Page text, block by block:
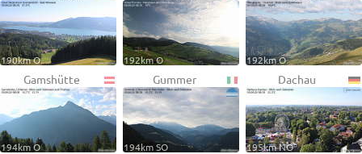
190km O 192km O 192km O
Gamshütte
194km O
Gummer
194km SO
Dachau
195km NO